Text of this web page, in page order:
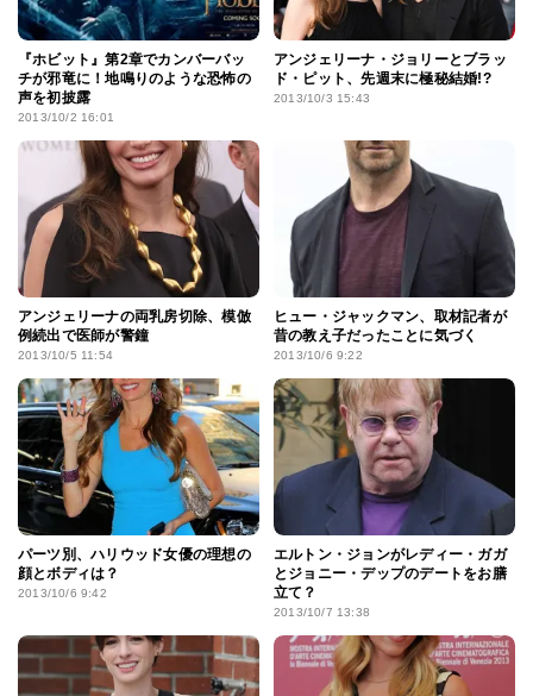
『ホビット』第2章でカンバーバッ
チが邪竜に！地鳴りのような恐怖の
声を初披露
2013/10/2 16:01
アンジェリーナ・ジョリーとブラッ
ド・ピット、先週末に極秘結婚!?
2013/10/3 15:43
アンジェリーナの両乳房切除、模倣
例続出で医師が警鐘
2013/10/5 11:54
ヒュー・ジャックマン、取材記者が
昔の教え子だったことに気づく
2013/10/6 9:22
パーツ別、ハリウッド女優の理想の
顔とボディは？
2013/10/6 9:42
エルトン・ジョンがレディー・ガガ
とジョニー・デップのデートをお膳
立て？
2013/10/7 13:38